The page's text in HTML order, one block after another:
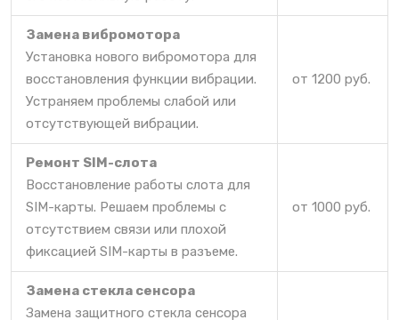
Замена вибромотора
Установка нового вибромотора для
восстановления функции вибрации.
Устраняем проблемы слабой или
отсутствующей вибрации.
от 1200 руб.
Ремонт SIM-слота
Восстановление работы слота для
SIM-карты. Решаем проблемы с
отсутствием связи или плохой
фиксацией SIM-карты в разъеме.
от 1000 руб.
Замена стекла сенсора
Замена защитного стекла сенсора